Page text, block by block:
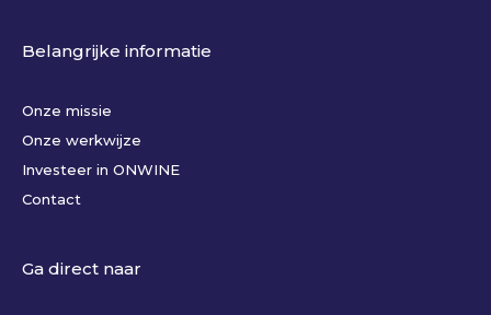
Belangrijke informatie
Onze missie
Onze werkwijze
Investeer in ONWINE
Contact
Ga direct naar